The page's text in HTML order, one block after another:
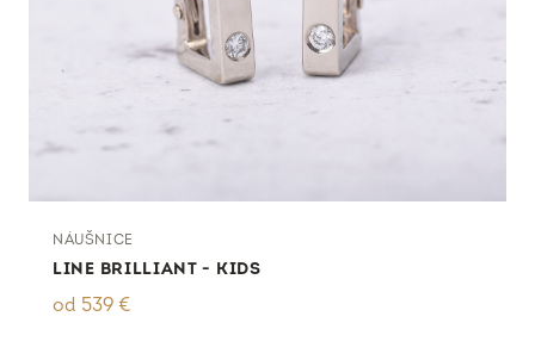
NÁUŠNICE
LINE BRILLIANT - KIDS
od 539 €